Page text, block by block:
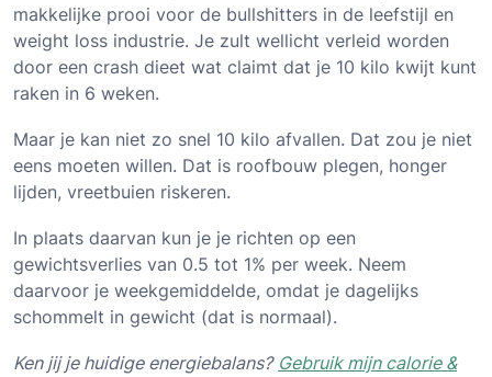
makkelijke prooi voor de bullshitters in de leefstijl en
weight loss industrie. Je zult wellicht verleid worden
door een crash dieet wat claimt dat je 10 kilo kwijt kunt
raken in 6 weken.
Maar je kan niet zo snel 10 kilo afvallen. Dat zou je niet
eens moeten willen. Dat is roofbouw plegen, honger
lijden, vreetbuien riskeren.
In plaats daarvan kun je je richten op een
gewichtsverlies van 0.5 tot 1% per week. Neem
daarvoor je weekgemiddelde, omdat je dagelijks
schommelt in gewicht (dat is normaal).
Ken jij je huidige energiebalans? Gebruik mijn calorie &